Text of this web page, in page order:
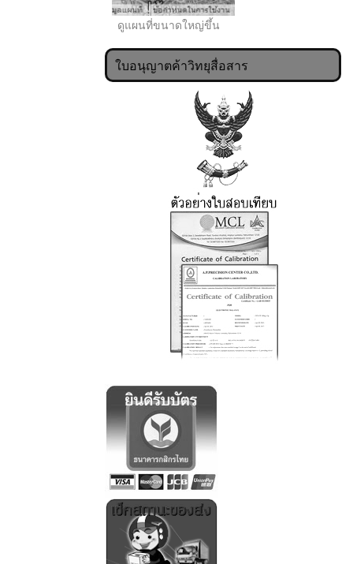
ดูแผนที่ขนาดใหญ่ขึ้น
ใบอนุญาตค้าวิทยุสื่อสาร